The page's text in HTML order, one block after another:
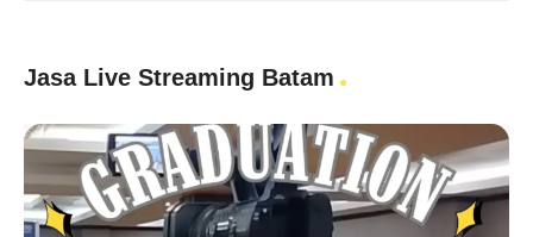
Jasa Live Streaming Batam